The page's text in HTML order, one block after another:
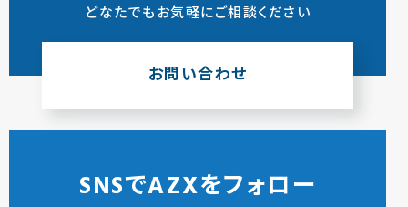
どなたでもお気軽にご相談ください
お問い合わせ
SNSでAZXをフォロー